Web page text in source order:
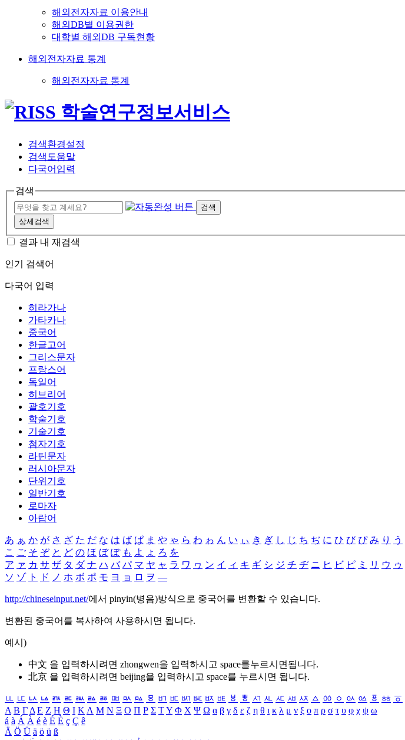
해외전자자료 이용안내
해외DB별 이용권한
대학별 해외DB 구독현황
해외전자자료 통계
해외전자자료 통계
검색환경설정
검색도움말
다국어입력
검색
검색
상세검색
결과 내 재검색
인기 검색어
다국어 입력
히라가나
가타카나
중국어
한글고어
그리스문자
프랑스어
독일어
히브리어
괄호기호
학술기호
기술기호
첨자기호
라틴문자
러시아문자
단위기호
일반기호
로마자
아랍어
あ ぁ か が さ ざ た だ な は ば ぱ ま や ゃ ら わ ゎ ん い ぃ き ぎ し じ ち ぢ に ひ び ぴ み り う
こ ご そ ぞ と ど の ほ ぼ ぽ も よ ょ ろ を
ア ァ カ サ ザ タ ダ ナ ハ バ パ マ ヤ ャ ラ ワ ヮ ン イ ィ キ ギ シ ジ チ ヂ ニ ヒ ビ ピ ミ リ ウ ゥ
ソ ゾ ト ド ノ ホ ボ ポ モ ヨ ョ ロ ヲ ―
http://chineseinput.net/에서 pinyin(병음)방식으로 중국어를 변환할 수 있습니다.
변환된 중국어를 복사하여 사용하시면 됩니다.
예시)
中文 을 입력하시려면 zhongwen을 입력하시고 space를누르시면됩니다.
北京 을 입력하시려면 beijing을 입력하시고 space를 누르시면 됩니다.
ㅥ ㅦ ㅧ ㅨ ㅩ ㅪ ㅫ ㅬ ㅭ ㅮ ㅯ ㅰ ㅱ ㅲ ㅳ ㅴ ㅵ ㅶ ㅷ ㅸ ㅹ ㅺ ㅻ ㅼ ㅽ ㅾ ㅿ ㆀ ㆁ ㆂ ㆃ ㆄ ㆅ ㆆ
Α Β ΓΔ Ε Ζ Η Θ Ι ΚΛ Μ Ν Ξ Ο Π Ρ Σ ΤΥ Φ Χ Ψ Ω α β γ δ ε ζ η θ ι κ λ μ ν ξ ο π ρ σ τ υ φ χ ψ ω
á à Á À é è É È ç Ç ê
Ä Ö Ü ä ö ü ß